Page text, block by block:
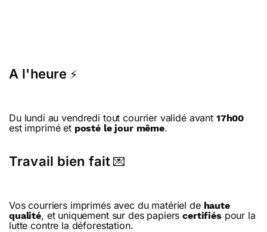
A l'heure ⚡
Du lundi au vendredi tout courrier validé avant 17h00
est imprimé et posté le jour même.
Travail bien fait 💌
Vos courriers imprimés avec du matériel de haute
qualité, et uniquement sur des papierscertifiés pour la
lutte contre la déforestation.